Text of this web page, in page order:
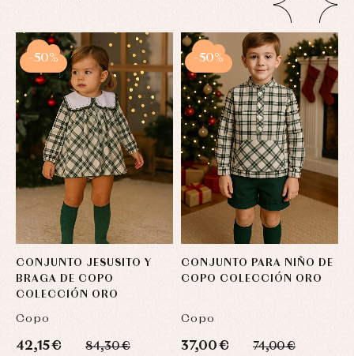
CONJUNTO JESUSITO Y
BRAGA DE COPO
COLECCIÓN ORO
Copo
42,15 € 84,30 €
-50%
CONJUNTO PARA NIÑO DE
COPO COLECCIÓN ORO
Copo
37,00 € 74,00 €
-50%